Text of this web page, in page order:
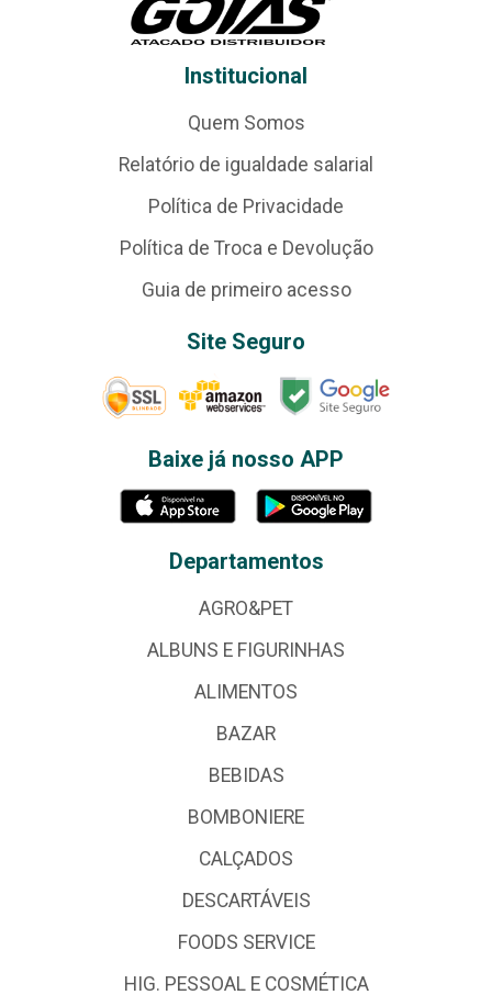
Institucional
Quem Somos
Relatório de igualdade salarial
Política de Privacidade
Política de Troca e Devolução
Guia de primeiro acesso
Site Seguro
Baixe já nosso APP
Departamentos
AGRO&PET
ALBUNS E FIGURINHAS
ALIMENTOS
BAZAR
BEBIDAS
BOMBONIERE
CALÇADOS
DESCARTÁVEIS
FOODS SERVICE
HIG. PESSOAL E COSMÉTICA